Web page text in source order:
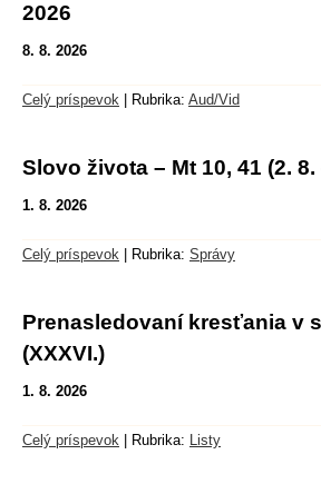
2026
8. 8. 2026
Celý príspevok Rubrika: Aud/Vid
Slovo života – Mt 10, 41 (2. 8.
1. 8. 2026
Celý príspevok Rubrika: Správy
Prenasledovaní kresťania v
(XXXVI.)
1. 8. 2026
Celý príspevok Rubrika: Listy